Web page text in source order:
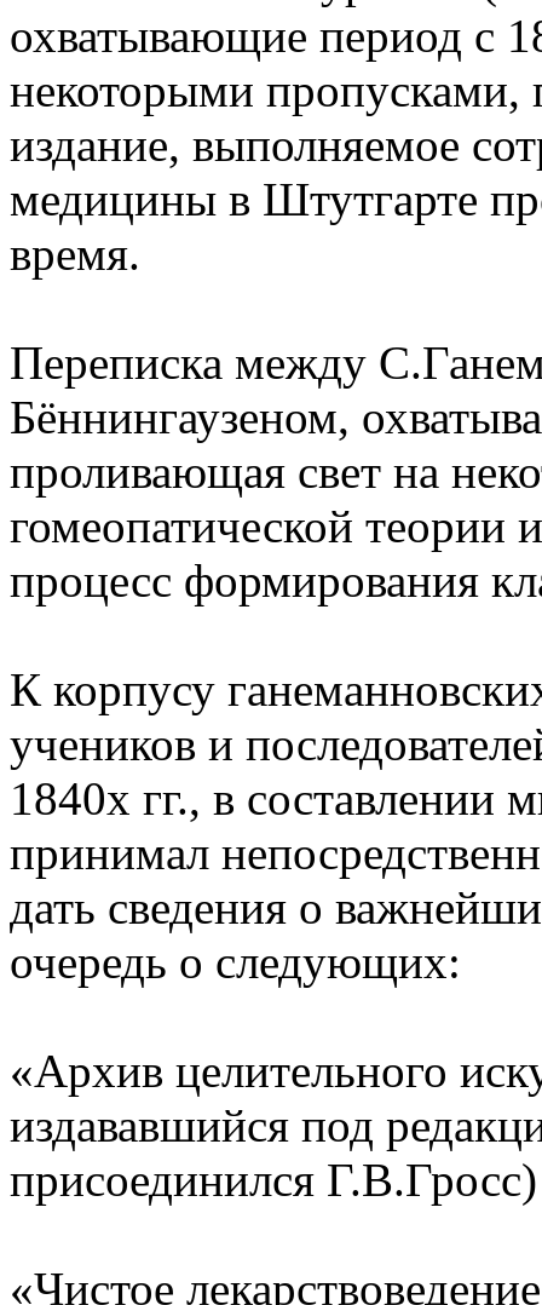
охватывающие период с
некоторыми пропусками,
издание, выполняемое
медицины в Штутгарте
время.
Переписка между
Бённингаузеном,
проливающая свет на
гомеопатической теории
процесс формирования
К корпусу
учеников и
1840х гг., в составлении
принимал
дать сведения о
очередь о следующих:
«Архив целительного
издававшийся под
присоединился
«Чистое